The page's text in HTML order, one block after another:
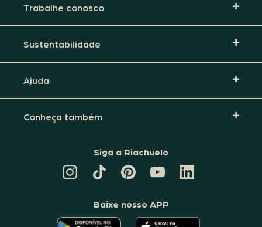
Trabalhe conosco
Sustentabilidade
Ajuda
Conheça também
Siga a Riachuelo
TIKTOK
DA
PINTEREST
DA
CANAL
DA
RIACHUELO
LINKEDIN
DA
Baixe nosso APP
O O